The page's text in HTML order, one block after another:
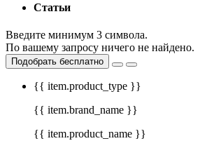
Статьи
Введите минимум 3 символа.
По вашему запросу ничего не найдено.
Подобрать бесплатно
{{ item.product_type }}
{{ item.brand_name }}
{{ item.product_name }}